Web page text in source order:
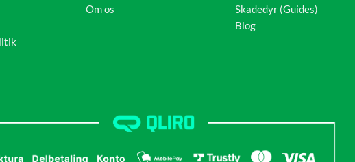
Om os
Skadedyr (Guides)
Blog